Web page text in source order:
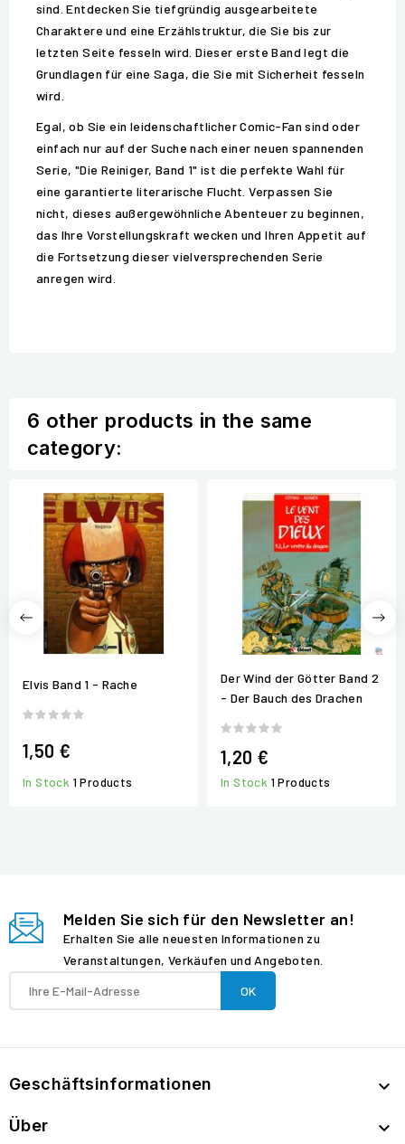
sind. Entdecken Sie tiefgründig ausgearbeitete
Charaktere und eine Erzählstruktur, die Sie bis zur
letzten Seite fesseln wird. Dieser erste Band legt die
Grundlagen für eine Saga, die Sie mit Sicherheit fesseln
wird.
Egal, ob Sie ein leidenschaftlicher Comic-Fan sind oder
einfach nur auf der Suche nach einer neuen spannenden
Serie, "Die Reiniger, Band 1" ist die perfekte Wahl für
eine garantierte literarische Flucht. Verpassen Sie
nicht, dieses außergewöhnliche Abenteuer zu beginnen,
das Ihre Vorstellungskraft wecken und Ihren Appetit auf
die Fortsetzung dieser vielversprechenden Serie
anregen wird.
6 other products in the same
category:
Elvis Band 1 - Rache
1,50 €
In Stock 1 Products
Der Wind der Götter Band 2
- Der Bauch des Drachen
1,20 €
In Stock 1 Products
Melden Sie sich für den Newsletter an!
Erhalten Sie alle neuesten Informationen zu
Veranstaltungen, Verkäufen und Angeboten.
Geschäftsinformationen 
Über 